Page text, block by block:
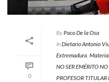
0
ByPaco De la Osa
InDietario Antonio
Extremadura
NO SER EMÉRITO
PROFESOR TITULAR